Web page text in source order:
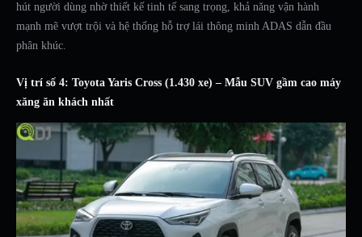
hút người dùng nhờ thiết kế tinh tế sang trọng, khả năng vận hành
mạnh mẽ vượt trội và hệ thống hỗ trợ lái thông minh ADAS dẫn đầu
phân khúc.
Vị trí số 4: Toyota Yaris Cross (1.430 xe) – Mẫu SUV gầm cao máy
xăng ăn khách nhất